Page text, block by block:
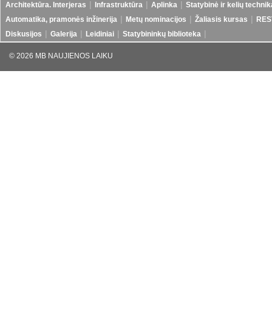
Architektūra. Interjeras
Infrastruktūra Aplinka
Statybinė ir kelių
Automatika, pramonės inžinerija
Metų nominacijos Žaliasis kursas
Diskusijos
Galerija Leidiniai Statybininkų biblioteka
© 2026 MB NAUJIENOS LAIKU